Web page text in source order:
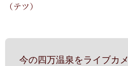
（テツ）
今の四万温泉をライブカメ